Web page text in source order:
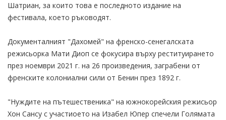
Шатриан, за които това е последното издание на
фестивала, което ръководят.
Документалният "Дахомей" на френско-сенегалската
режисьорка Мати Диоп се фокусира върху реституирането
през ноември 2021 г. на 26 произведения, заграбени от
френските колониални сили от Бенин през 1892 г.
"Нуждите на пътешественика" на южнокорейския режисьор
Хон Сансу с участиоето на Изабел Юпер спечели Голямата